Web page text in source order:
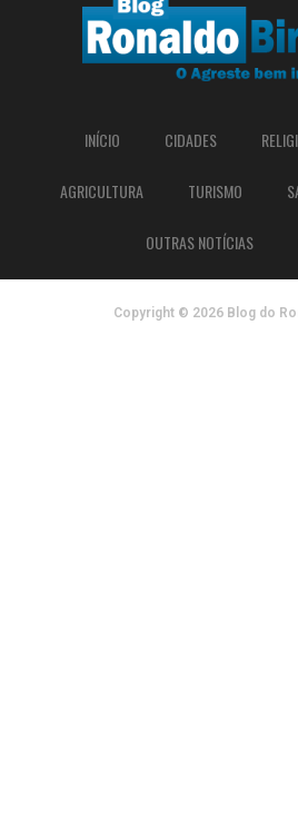
INÍCIO CIDADES
AGRICULTURA TURISMO
OUTRAS NOTÍCIAS
Copyright © 2026 Blog do